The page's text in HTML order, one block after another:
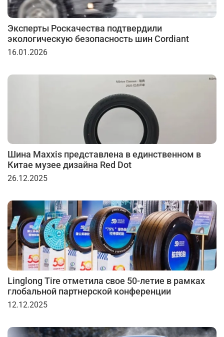
Эксперты Роскачества подтвердили
экологическую безопасность шин Cordiant
16.01.2026
Шина Maxxis представлена в единственном в
Китае музее дизайна Red Dot
26.12.2025
Linglong Tire отметила свое 50-летие в рамках
глобальной партнерской конференции
12.12.2025